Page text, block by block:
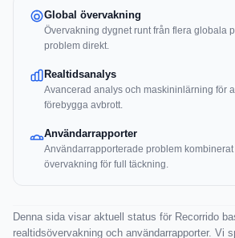
Global övervakning
Övervakning dygnet runt från flera globala
problem direkt.
Realtidsanalys
Avancerad analys och maskininlärning för
förebygga avbrott.
Användarrapporter
Användarrapporterade problem
övervakning för full täckning.
Denna sida visar aktuell status för Recorrido
realtidsövervakning och användarrapporter. Vi